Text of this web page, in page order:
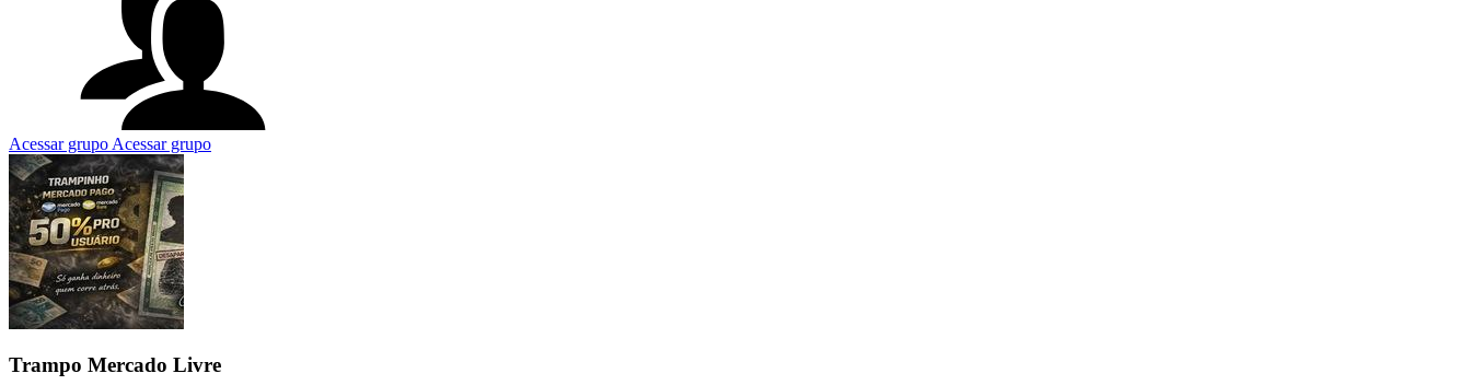
Acessar grupo Acessar grupo
Trampo Mercado Livre